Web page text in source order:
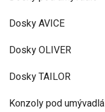
Dosky AVICE
Dosky OLIVER
Dosky TAILOR
Konzoly pod umývadlá